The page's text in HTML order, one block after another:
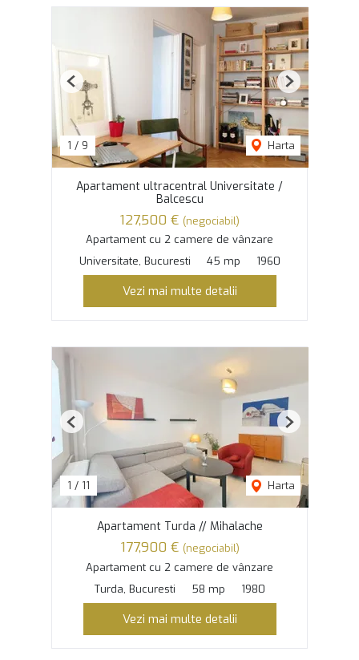
1 / 9 Harta
Previous Next
Apartament ultracentral Universitate /
Balcescu
127,500 € (negociabil)
Apartament cu 2 camere de vânzare
Universitate, Bucuresti
45 mp 1960
Vezi mai multe detalii
1 / 11 Harta
Previous Next
Apartament Turda // Mihalache
177,900 € (negociabil)
Apartament cu 2 camere de vânzare
Turda, Bucuresti
58 mp 1980
Vezi mai multe detalii